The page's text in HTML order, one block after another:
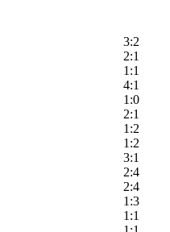
3:2
2:1
1:1
4:1
1:0
2:1
1:2
1:2
3:1
2:4
2:4
1:3
1:1